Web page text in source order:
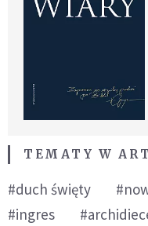
TEMATY W
#duch święty
#ingres